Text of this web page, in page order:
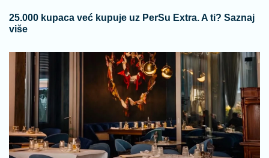
25.000 kupaca već kupuje uz PerSu Extra. A ti? Saznaj
više